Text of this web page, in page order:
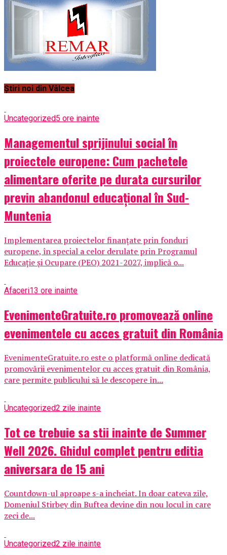
Știri noi din Vâlcea
Uncategorized5 ore inainte
Managementul sprijinului social în
proiectele europene: Cum pachetele
alimentare oferite pe durata cursurilor
previn abandonul educațional în Sud-
Muntenia
Implementarea proiectelor finanțate prin fonduri
europene, în special a celor derulate prin Programul
Educație și Ocupare (PEO) 2021-2027, implică o...
Afaceri13 ore inainte
EvenimenteGratuite.ro promovează online
evenimentele cu acces gratuit din România
EvenimenteGratuite.ro este o platformă online dedicată
promovării evenimentelor cu acces gratuit din România,
care permite publicului să le descopere în...
Uncategorized2 zile inainte
Tot ce trebuie sa stii inainte de Summer
Well 2026. Ghidul complet pentru editia
aniversara de 15 ani
Countdown-ul aproape s-a incheiat. In doar cateva zile,
Domeniul Stirbey din Buftea devine din nou locul in care
zeci de...
Uncategorized2 zile inainte